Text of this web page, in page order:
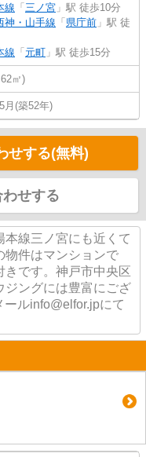
線 「三ノ宮 」駅 徒歩10分
神・山手線 「県庁前 」駅 徒
線 「元町 」駅 徒歩15分
㎡)
月(築52年)
せする(無料)
せする
線三ノ宮にも近くて
物件はマンションで
です。神戸市中央区
ジングには豊富にござ
ルinfo@elfor.jpにて